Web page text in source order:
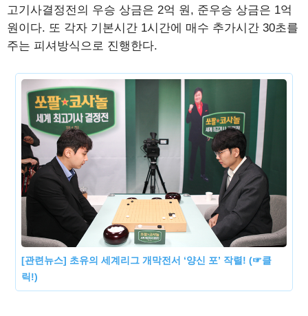
고기사결정전의 우승 상금은 2억 원, 준우승 상금은 1억
원이다. 또 각자 기본시간 1시간에 매수 추가시간 30초를
주는 피셔방식으로 진행한다.
[관련뉴스] 초유의 세계리그 개막전서 ‘양신 포’ 작렬! (☞클
릭!)